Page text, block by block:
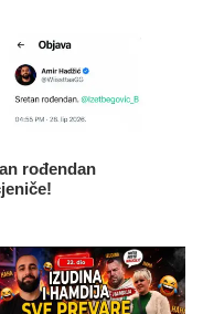
rođendan